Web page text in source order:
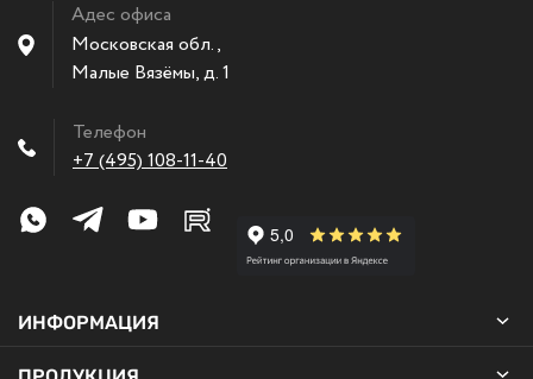
Адес офиса
Московская обл.,
Малые Вязёмы,д. 1
Телефон
+7 (495) 108-11-40
ИНФОРМАЦИЯ